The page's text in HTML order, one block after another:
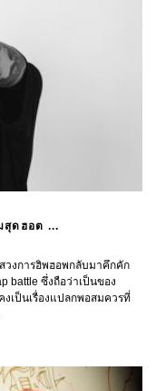
สุดฮอต ...
วงการฮิพฮอพกลับมาคึกคัก
battle ซึ่งถือว่าเป็นของ
เป็นเรื่องแปลกพอสมควรที่